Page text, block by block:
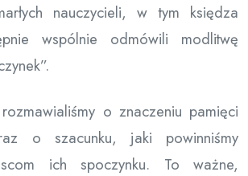
nauczycieli, w tym księdza
wspólnie odmówili modlitwę
o znaczeniu pamięci
o szacunku, jaki powinniśmy
ich spoczynku. To ważne,